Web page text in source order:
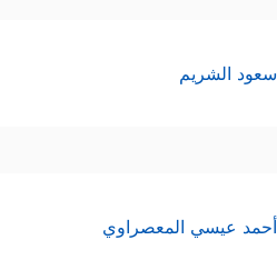
سعود الشريم
أحمد عيسي المعصراوي